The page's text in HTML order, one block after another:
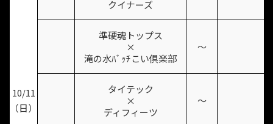
10/11
（日）
クイナーズ
準硬魂トップス
×
滝の水ﾊﾞｯﾁこい倶楽部
〜
タイテック
×
ディフィーツ
〜